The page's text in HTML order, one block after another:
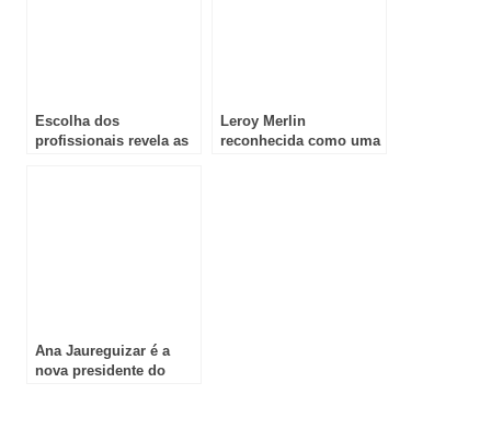
Escolha dos
profissionais revela as
Leroy Merlin
reconhecida como uma
Ana Jaureguizar é a
nova presidente do